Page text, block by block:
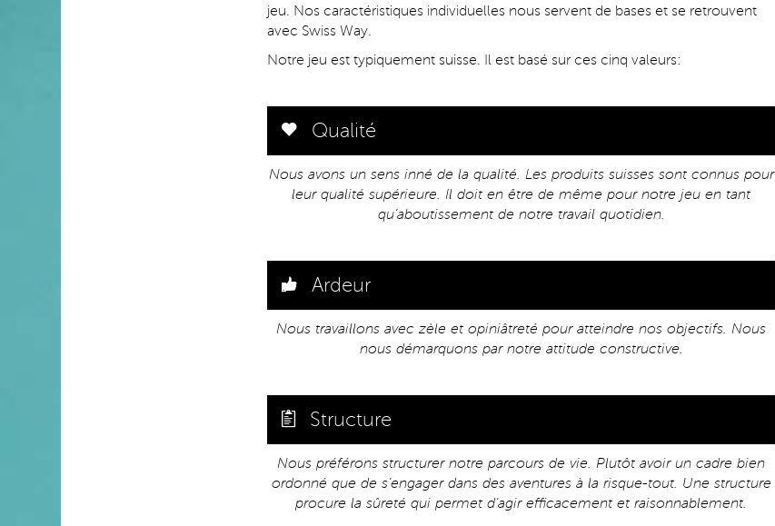
jeu. Nos caractéristiques individuelles nous servent de bases et se retrouvent
avec Swiss Way.
Notre jeu est typiquement suisse. Il est basé sur ces cinq valeurs:
Qualité
Nous avons un sens inné de la qualité. Les produits suisses sont connus pour
leur qualité supérieure. Il doit en être de même pour notre jeu en tant
qu’aboutissement de notre travail quotidien.
Ardeur
Nous travaillons avec zèle et opiniâtreté pour atteindre nos objectifs. Nous
nous démarquons par notre attitude constructive.
Structure
Nous préférons structurer notre parcours de vie. Plutôt avoir un cadre bien
ordonné que de s’engager dans des aventures à la risque-tout. Une structure
procure la sûreté qui permet d‘agir efficacement et raisonnablement.